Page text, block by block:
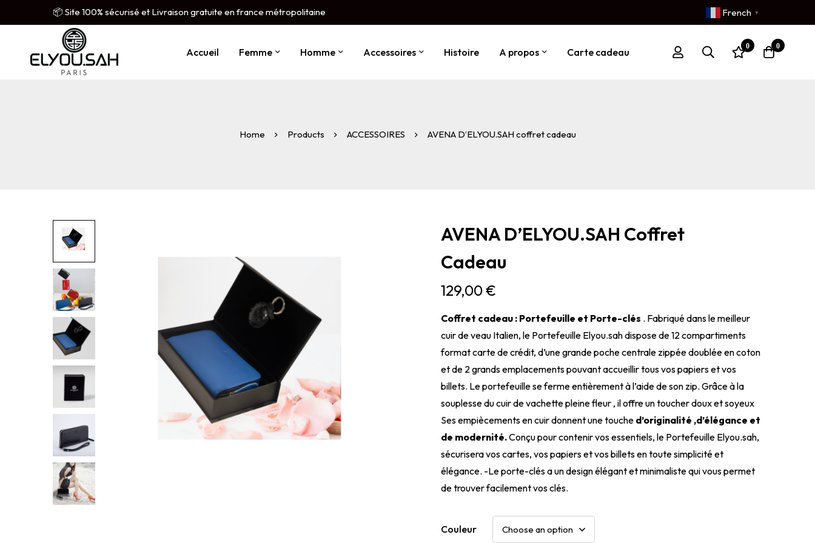
📦 Site 100% sécurisé et Livraison gratuite en france métropolitaine French ▼
Accueil Femme Homme Accessoires Histoire A propos Carte cadeau
0 0
Home Products ACCESSOIRES AVENA D’ELYOU.SAH coffret cadeau
AVENA D’ELYOU.SAH Coffret
Cadeau
129,00€
Coffret cadeau : Portefeuille et Porte-clés . Fabriqué dans le meilleur
cuir de veau Italien, le Portefeuille Elyou.sah dispose de 12 compartiments
format carte de crédit, d’une grande poche centrale zippée doublée en coton
et de 2 grands emplacements pouvant accueillir tous vos papiers et vos
billets. Le portefeuille se ferme entièrement à l’aide de son zip. Grâce à la
souplesse du cuir de vachette pleine fleur , il offre un toucher doux et soyeux
Ses empiècements en cuir donnent une touche d’originalité ,d’élégance et
de modernité.Conçu pour contenir vos essentiels, le Portefeuille Elyou.sah,
sécurisera vos cartes, vos papiers et vos billets en toute simplicité et
élégance. -Le porte-clés a un design élégant et minimaliste qui vous permet
de trouver facilement vos clés.
Couleur